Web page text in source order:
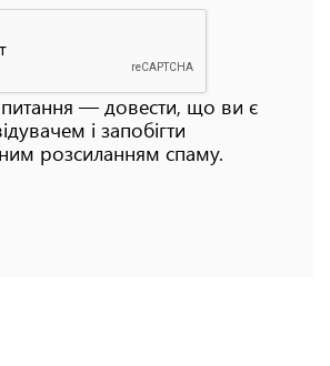
— довести, що ви є
і запобігти
розсиланням спаму.